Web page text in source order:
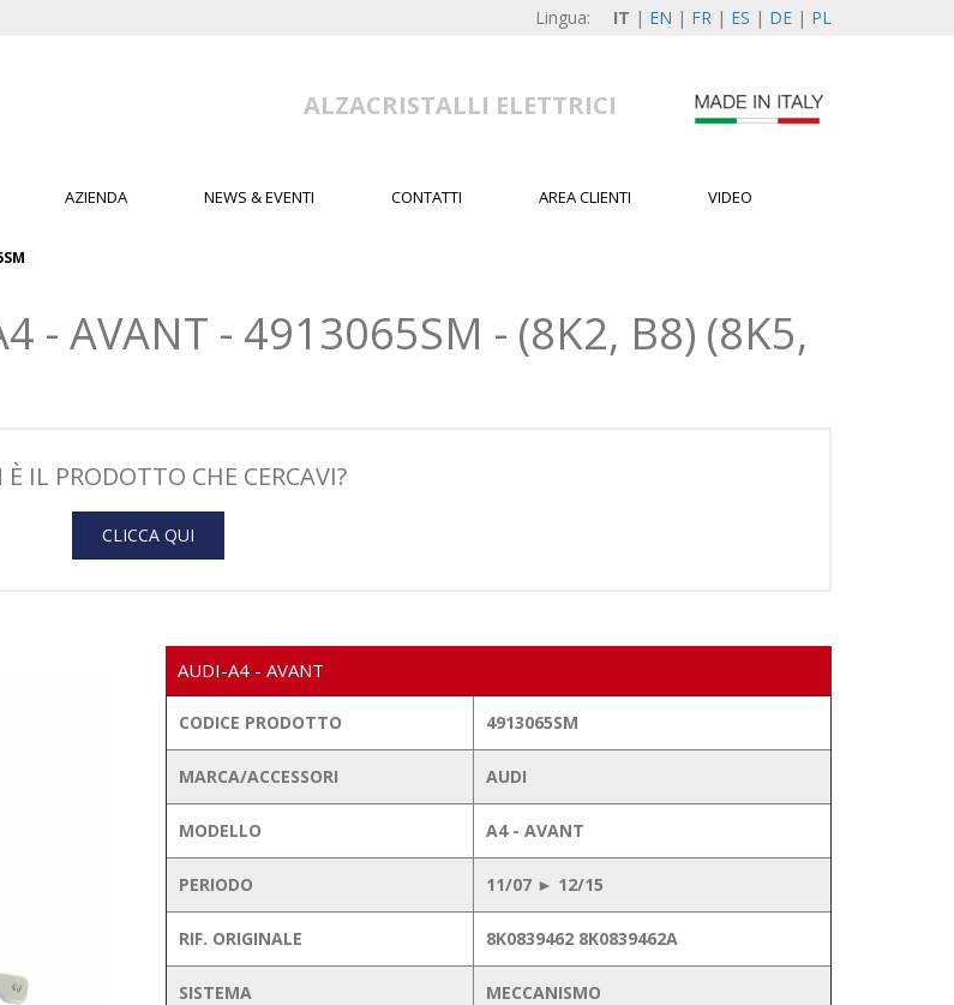
Lingua: IT | EN | FR | ES | DE | PL
ALZACRISTALLI ELETTRICI
AZIENDA NEWS & EVENTI CONTATTI AREA CLIENTI VIDEO
- AVANT - 4913065SM - (8K2, B8) (8K5,
È IL PRODOTTO CHE CERCAVI?
CLICCA QUI
AUDI-A4 - AVANT
CODICE PRODOTTO 4913065SM
MARCA/ACCESSORI AUDI
MODELLO A4 - AVANT
PERIODO 11/07 ► 12/15
RIF. ORIGINALE 8K0839462 8K0839462A
SISTEMA MECCANISMO